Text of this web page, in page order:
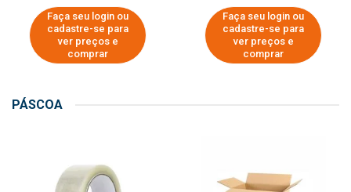
Faça seu login ou
cadastre-se para
ver preços e
comprar
Faça seu login ou
cadastre-se para
ver preços e
comprar
PÁSCOA